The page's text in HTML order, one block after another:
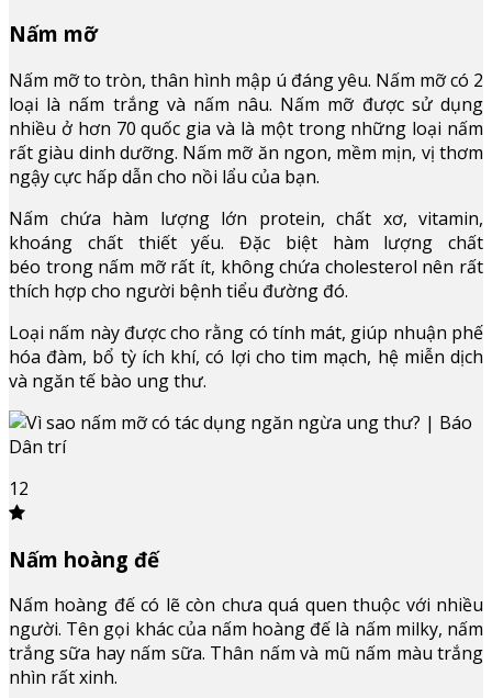
Nấm mỡ
Nấm mỡ to tròn, thân hình mập ú đáng yêu. Nấm mỡ có 2
loại là nấm trắng và nấm nâu. Nấm mỡ được sử dụng
nhiều ở hơn 70 quốc gia và là một trong những loại nấm
rất giàu dinh dưỡng. Nấm mỡ ăn ngon, mềm mịn, vị thơm
ngậy cực hấp dẫn cho nồi lẩu của bạn.
Nấm chứa hàm lượng lớn protein, chất xơ, vitamin,
khoáng chất thiết yếu. Đặc biệt hàm lượng chất
béo trong nấm mỡ rất ít, không chứa cholesterol nên rất
thích hợp cho người bệnh tiểu đường đó.
Loại nấm này được cho rằng có tính mát, giúp nhuận phế
hóa đàm, bổ tỳ ích khí, có lợi cho tim mạch, hệ miễn dịch
và ngăn tế bào ung thư.
12
Nấm hoàng đế
Nấm hoàng đế có lẽ còn chưa quá quen thuộc với nhiều
người. Tên gọi khác của nấm hoàng đế là nấm milky, nấm
trắng sữa hay nấm sữa. Thân nấm và mũ nấm màu trắng
nhìn rất xinh.